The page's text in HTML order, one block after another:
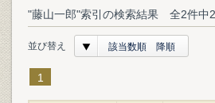
"藤山一郎"索引の検索結果 全2件
並び替え 該当数順 降順
1